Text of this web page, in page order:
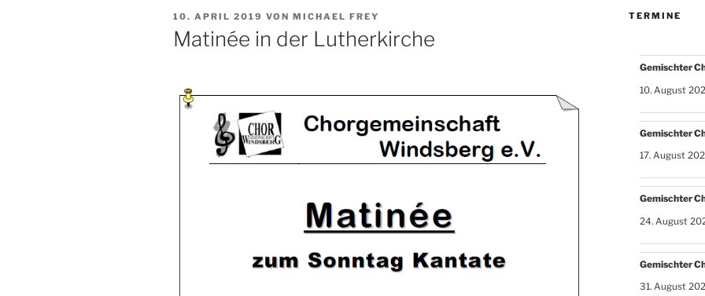
VERÖFFENTLICHT
AM
10. APRIL 2019 VON MICHAEL FREY
Matinée in der Lutherkirche
TERMINE
Gemischter
10. August
Gemischter
17. August
Gemischter
24. August
Gemischter
31. August